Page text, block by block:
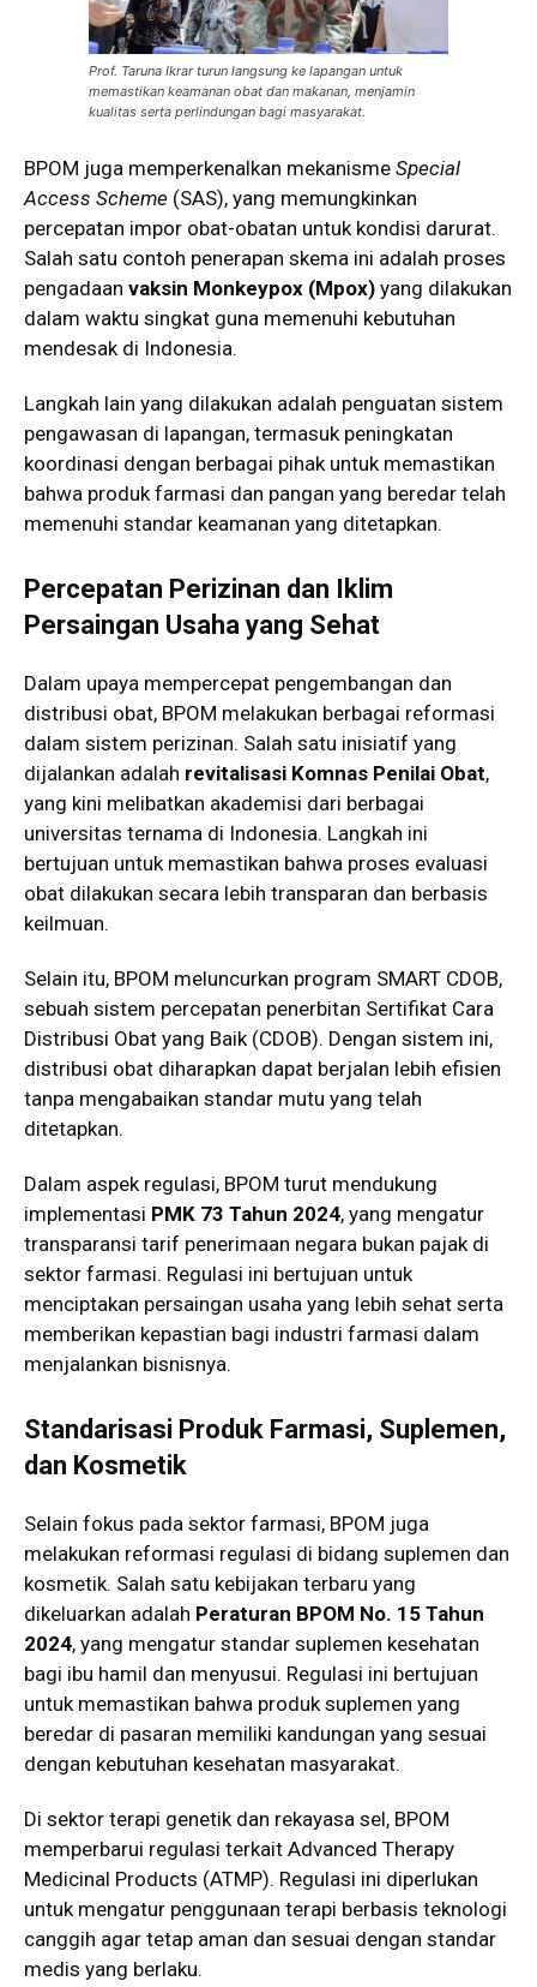
Prof. Taruna Ikrar turun langsung ke lapangan untuk
memastikan keamanan obat dan makanan, menjamin
kualitas serta perlindungan bagi masyarakat.
BPOM juga memperkenalkan mekanisme Special
Access Scheme (SAS), yang memungkinkan
percepatan impor obat-obatan untuk kondisi darurat.
Salah satu contoh penerapan skema ini adalah proses
pengadaan vaksin Monkeypox (Mpox) yang dilakukan
dalam waktu singkat guna memenuhi kebutuhan
mendesak di Indonesia.
Langkah lain yang dilakukan adalah penguatan sistem
pengawasan di lapangan, termasuk peningkatan
koordinasi dengan berbagai pihak untuk memastikan
bahwa produk farmasi dan pangan yang beredar telah
memenuhi standar keamanan yang ditetapkan.
Percepatan Perizinan dan Iklim
Persaingan Usaha yang Sehat
Dalam upaya mempercepat pengembangan dan
distribusi obat, BPOM melakukan berbagai reformasi
dalam sistem perizinan. Salah satu inisiatif yang
dijalankan adalah revitalisasi Komnas Penilai Obat,
yang kini melibatkan akademisi dari berbagai
universitas ternama di Indonesia. Langkah ini
bertujuan untuk memastikan bahwa proses evaluasi
obat dilakukan secara lebih transparan dan berbasis
keilmuan.
Selain itu, BPOM meluncurkan program SMART CDOB,
sebuah sistem percepatan penerbitan Sertifikat Cara
Distribusi Obat yang Baik (CDOB). Dengan sistem ini,
distribusi obat diharapkan dapat berjalan lebih efisien
tanpa mengabaikan standar mutu yang telah
ditetapkan.
Dalam aspek regulasi, BPOM turut mendukung
implementasi PMK 73 Tahun 2024, yang mengatur
transparansi tarif penerimaan negara bukan pajak di
sektor farmasi. Regulasi ini bertujuan untuk
menciptakan persaingan usaha yang lebih sehat serta
memberikan kepastian bagi industri farmasi dalam
menjalankan bisnisnya.
Standarisasi Produk Farmasi, Suplemen,
dan Kosmetik
Selain fokus pada sektor farmasi, BPOM juga
melakukan reformasi regulasi di bidang suplemen dan
kosmetik. Salah satu kebijakan terbaru yang
dikeluarkan adalah Peraturan BPOM No. 15 Tahun
2024, yang mengatur standar suplemen kesehatan
bagi ibu hamil dan menyusui. Regulasi ini bertujuan
untuk memastikan bahwa produk suplemen yang
beredar di pasaran memiliki kandungan yang sesuai
dengan kebutuhan kesehatan masyarakat.
Di sektor terapi genetik dan rekayasa sel, BPOM
memperbarui regulasi terkait Advanced Therapy
Medicinal Products (ATMP). Regulasi ini diperlukan
untuk mengatur penggunaan terapi berbasis teknologi
canggih agar tetap aman dan sesuai dengan standar
medis yang berlaku.